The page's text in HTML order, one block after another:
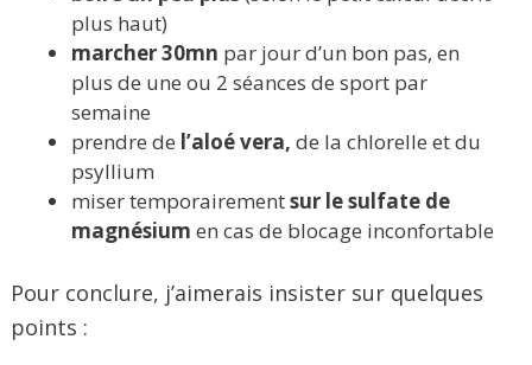
plus haut)
marcher 30mn par jour d’un bon pas, en
plus de une ou 2 séances de sport par
semaine
prendre de l’aloé vera, de la chlorelle et du
psyllium
miser temporairementsur le sulfate de
magnésium en cas de blocage inconfortable
Pour conclure, j’aimerais insister sur quelques
points :